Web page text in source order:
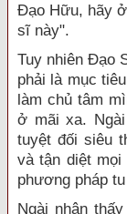
Đạo Hữu, hãy
sĩ này".
Tuy nhiên Đạo
phải là mục
làm chủ tâm
ở mãi xa.
tuyệt đối siêu
và tận diệt
phương pháp
Ngài nhận